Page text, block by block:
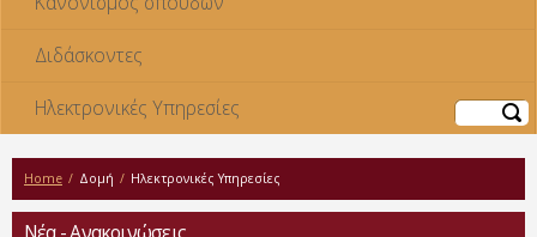
Διδάσκοντες
Ηλεκτρονικές Υπηρεσίες
Αναζήτηση
Home / Δομή / Ηλεκτρονικές Υπηρεσίες